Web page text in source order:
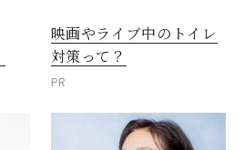
映画やライブ中のトイレ
対策って？
PR